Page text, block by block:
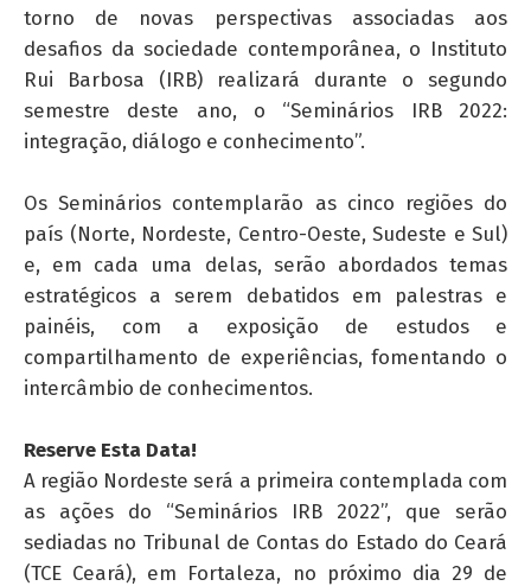
torno de novas perspectivas associadas aos
desafios da sociedade contemporânea, o Instituto
Rui Barbosa (IRB) realizará durante o segundo
semestre deste ano, o “Seminários IRB 2022:
integração, diálogo e conhecimento”.
Os Seminários contemplarão as cinco regiões do
país (Norte, Nordeste, Centro-Oeste, Sudeste e Sul)
e, em cada uma delas, serão abordados temas
estratégicos a serem debatidos em palestras e
painéis, com a exposição de estudos e
compartilhamento de experiências, fomentando o
intercâmbio de conhecimentos.
Reserve Esta Data!
A região Nordeste será a primeira contemplada com
as ações do “Seminários IRB 2022”, que serão
sediadas no Tribunal de Contas do Estado do Ceará
(TCE Ceará), em Fortaleza, no próximo dia 29 de